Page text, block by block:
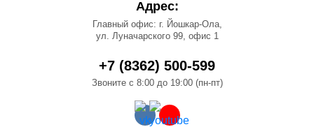
Адрес:
Главный офис: г. Йошкар-Ола,
ул. Луначарского 99, офис 1
+7 (8362) 500-599
Звоните с 8:00 до 19:00 (пн-пт)